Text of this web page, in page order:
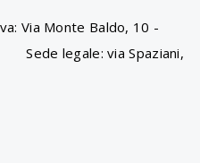
Via Monte Baldo, 10 -
legale: via Spaziani,